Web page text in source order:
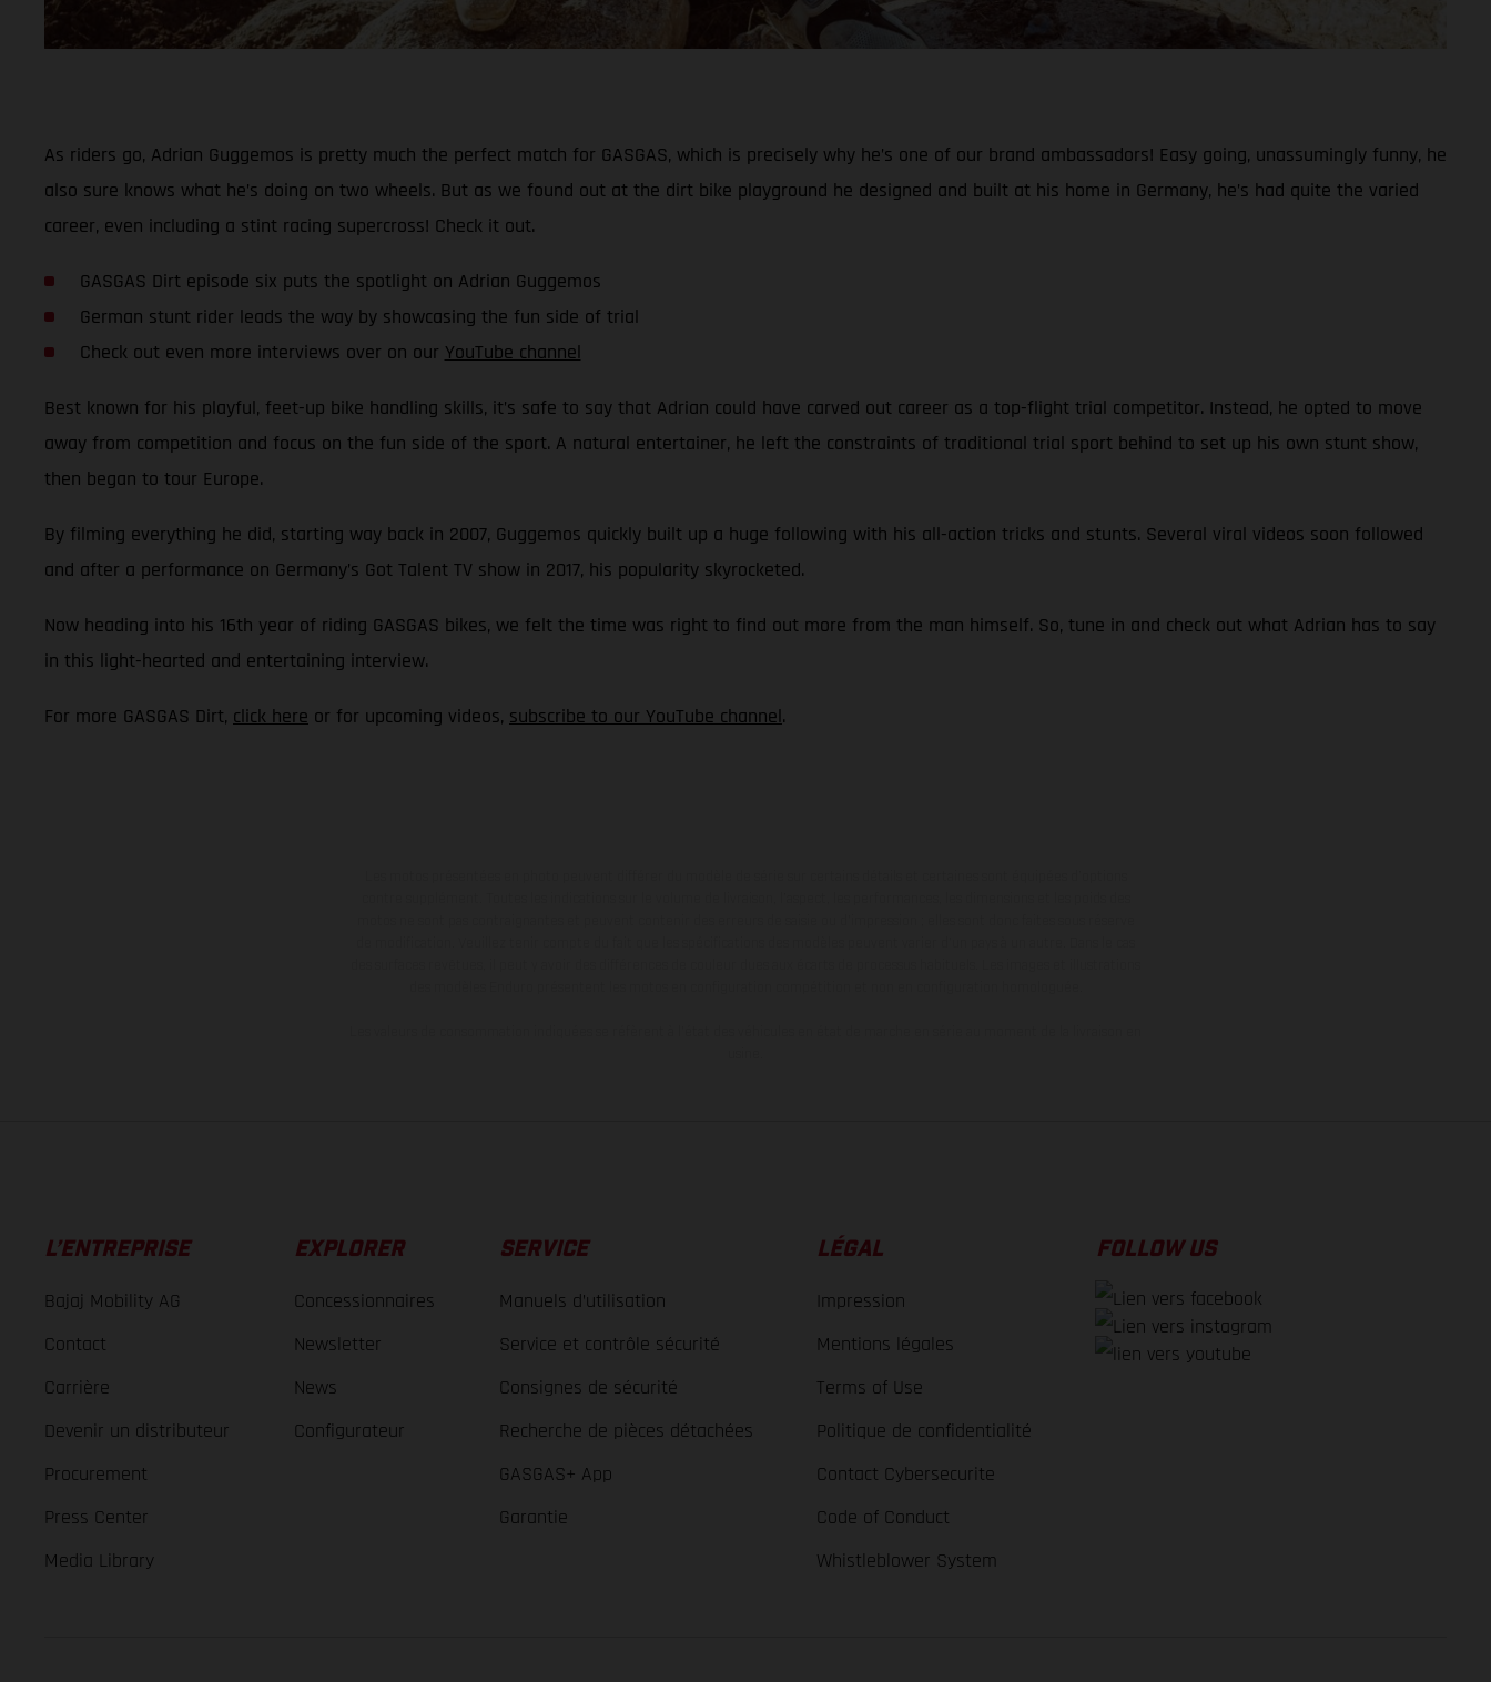
As riders go, Adrian Guggemos is pretty much the perfect match for GASGAS, which is precisely why he’s one of our brand ambassadors! Easy going, unassumingly funny, he
also sure knows what he’s doing on two wheels. But as we found out at the dirt bike playground he designed and built at his home in Germany, he’s had quite the varied
career, even including a stint racing supercross! Check it out.
GASGAS Dirt episode six puts the spotlight on Adrian Guggemos
German stunt rider leads the way by showcasing the fun side of trial
Check out even more interviews over on our YouTube channel
Best known for his playful, feet-up bike handling skills, it’s safe to say that Adrian could have carved out career as a top-flight trial competitor. Instead, he opted to move
away from competition and focus on the fun side of the sport. A natural entertainer, he left the constraints of traditional trial sport behind to set up his own stunt show,
then began to tour Europe.
By filming everything he did, starting way back in 2007, Guggemos quickly built up a huge following with his all-action tricks and stunts. Several viral videos soon followed
and after a performance on Germany’s Got Talent TV show in 2017, his popularity skyrocketed.
Now heading into his 16th year of riding GASGAS bikes, we felt the time was right to find out more from the man himself. So, tune in and check out what Adrian has to say
in this light-hearted and entertaining interview.
For more GASGAS Dirt, click here or for upcoming videos, subscribe to our YouTube channel.
L’ENTREPRISE
Bajaj Mobility AG
Contact
Carrière
Devenir un distributeur
Procurement
Press Center
Media Library
EXPLORER
Concessionnaires
Newsletter
News
Configurateur
SERVICE
Manuels d’utilisation
Service et contrôle sécurité
Consignes de sécurité
Recherche de pièces détachées
GASGAS+ App
Garantie
LÉGAL
Impression
Mentions légales
Terms of Use
Politique de confidentialité
Contact Cybersecurite
Code of Conduct
Whistleblower System
FOLLOW US